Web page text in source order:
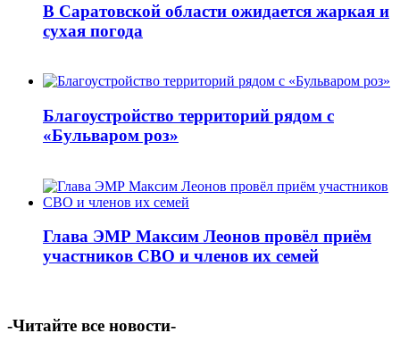
В Саратовской области ожидается жаркая и
сухая погода
Благоустройство территорий рядом с
«Бульваром роз»
Глава ЭМР Максим Леонов провёл приём
участников СВО и членов их семей
-Читайте все новости-